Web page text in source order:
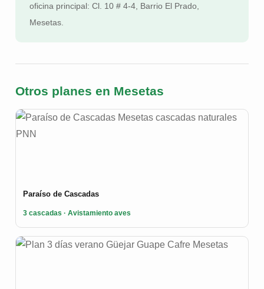
oficina principal: Cl. 10 # 4-4, Barrio El Prado,
Mesetas.
Otros planes en Mesetas
Paraíso de Cascadas
3 cascadas · Avistamiento aves